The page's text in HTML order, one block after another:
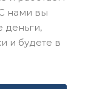
нами вы
деньги,
и будете в